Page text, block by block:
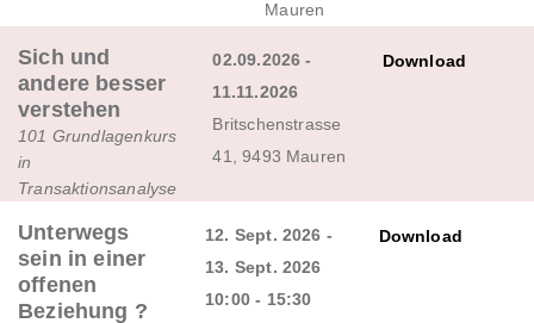
Mauren
Sich und
andere besser
verstehen
101 Grundlagenkurs
in
Transaktionsanalyse
02.09.2026 -
11.11.2026
Britschenstrasse
41, 9493 Mauren
Download
Unterwegs
sein in einer
offenen
Beziehung ?
12. Sept. 2026 -
13. Sept. 2026
10:00 - 15:30
Download